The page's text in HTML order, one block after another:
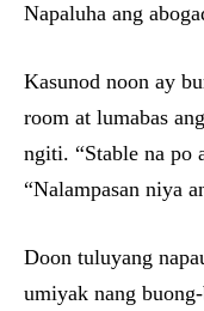
Napaluha ang
Kasunod noon ay
room at lumabas
ngiti. “Stable na po
“Nalampasan niya
Doon tuluyang
umiyak nang